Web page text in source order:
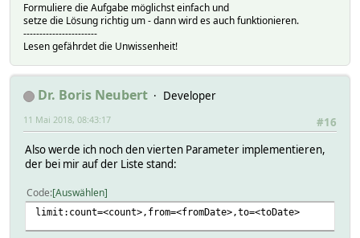
Formuliere die Aufgabe möglichst einfach und
setze die Lösung richtig um - dann wird es auch funktionieren.
-----------------------
Lesen gefährdet die Unwissenheit!
Dr. Boris Neubert
Developer
#16
11 Mai 2018, 08:43:17
Also werde ich noch den vierten Parameter implementieren,
der bei mir auf der Liste stand:
Code Auswählen
limit:count=<count>,from=<fromDate>,to=<toDate>